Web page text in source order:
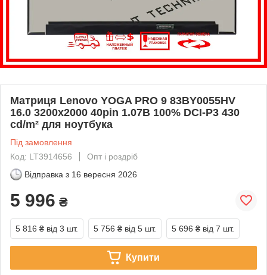
Матриця Lenovo YOGA PRO 9 83BY0055HV
16.0 3200x2000 40pin 1.07B 100% DCI-P3 430
cd/m² для ноутбука
Під замовлення
Код: LT3914656
Опт і роздріб
Відправка з 16 вересня 2026
5 996 ₴
5 816 ₴ від 3 шт. 5 756 ₴ від 5 шт. 5 696 ₴ від 7 шт.
Купити